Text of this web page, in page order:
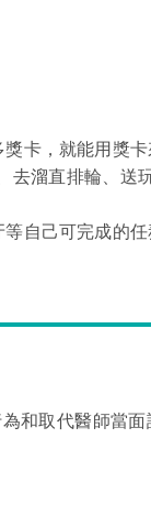
卡，就能用獎卡
溜直排輪、送
自己可完成的任
和取代醫師當